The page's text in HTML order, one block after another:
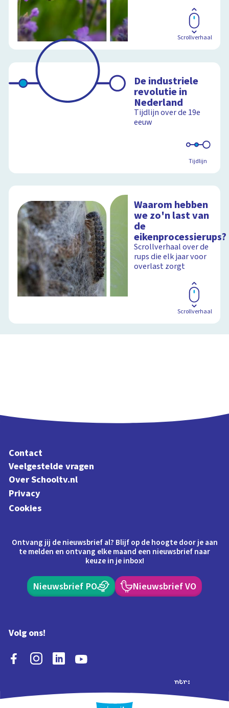
Scrollverhaal
De industriele
revolutie in
Nederland
Tijdlijn over de 19e
eeuw
Tijdlijn
Waarom hebben
we zo'n last van
de
eikenprocessierups?
Scrollverhaal over de
rups die elk jaar voor
overlast zorgt
Scrollverhaal
Contact
Veelgestelde vragen
Over Schooltv.nl
Privacy
Cookies
Ontvang jij de nieuwsbrief al? Blijf op de hoogte door je aan
te melden en ontvang elke maand een nieuwsbrief naar
keuze in je inbox!
Nieuwsbrief PO Nieuwsbrief VO
Volg ons!